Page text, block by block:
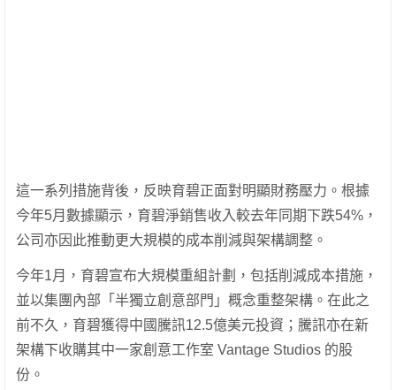
這一系列措施背後，反映育碧正面對明顯財務壓力。根據
今年5月數據顯示，育碧淨銷售收入較去年同期下跌54%，
公司亦因此推動更大規模的成本削減與架構調整。
今年1月，育碧宣布大規模重組計劃，包括削減成本措施，
並以集團內部「半獨立創意部門」概念重整架構。在此之
前不久，育碧獲得中國騰訊12.5億美元投資；騰訊亦在新
架構下收購其中一家創意工作室 Vantage Studios 的股
份。